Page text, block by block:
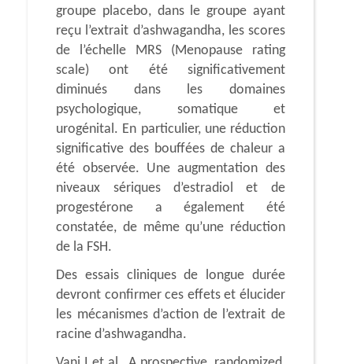
groupe placebo, dans le groupe ayant
reçu l’extrait d’ashwagandha, les scores
de l’échelle MRS (Menopause rating
scale) ont été significativement
diminués dans les domaines
psychologique, somatique et
urogénital. En particulier, une réduction
significative des bouffées de chaleur a
été observée. Une augmentation des
niveaux sériques d’estradiol et de
progestérone a également été
constatée, de même qu’une réduction
de la FSH.
Des essais cliniques de longue durée
devront confirmer ces effets et élucider
les mécanismes d’action de l’extrait de
racine d’ashwagandha.